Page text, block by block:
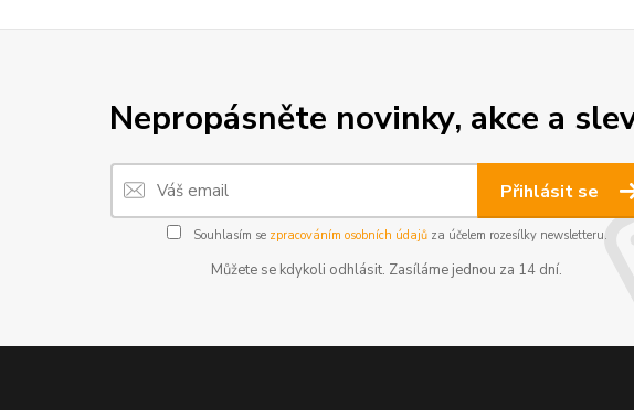
Nepropásněte novinky, akce a
Přihlásit se
Souhlasím se zpracováním osobních údajůza účelem rozesílky newsletteru.
Můžete se kdykoli odhlásit. Zasíláme jednou za 14 dní.